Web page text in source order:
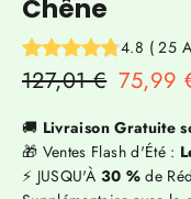
Chêne
4.8 ( 25
Prix
127,01 € Prix
75,99
🚚 Livraison Gratuite
🎁 Ventes Flash d'Été :
⚡ JUSQU'À 30 %de